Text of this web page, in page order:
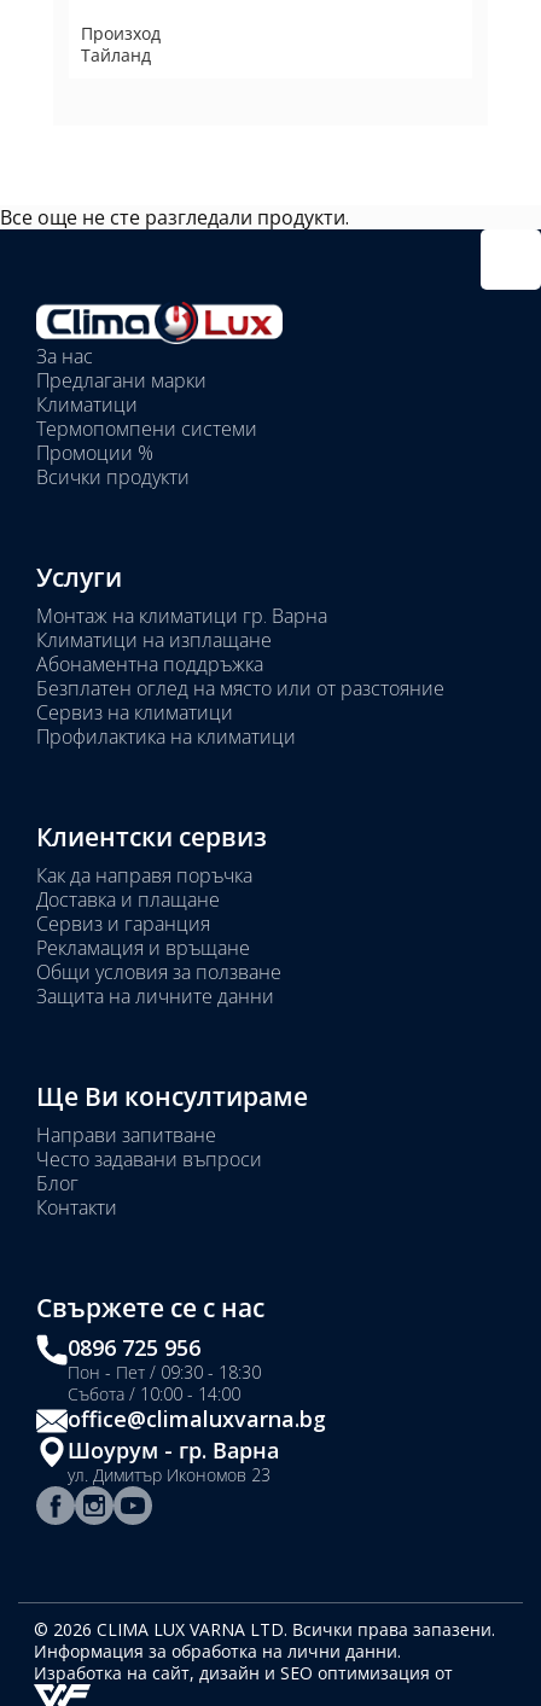
Произход
Тайланд
Все още не сте разгледали продукти.
Избрани
вътрешни
тела:
Избрано
тяло:
За нас
Предлагани марки
Климатици
Термопомпени системи
Промоции %
Всички продукти
Услуги
Монтаж на климатици гр. Варна
Климатици на изплащане
Абонаментна поддръжка
Безплатен оглед на място или от разстояние
Сервиз на климатици
Профилактика на климатици
Клиентски сервиз
Как да направя поръчка
Доставка и плащане
Сервиз и гаранция
Рекламация и връщане
Общи условия за ползване
Защита на личните данни
Ще Ви консултираме
Направи запитване
Често задавани въпроси
Блог
Контакти
Свържете се с нас
0896 725 956
Пон - Пет / 09:30 - 18:30
Събота / 10:00 - 14:00
office@climaluxvarna.bg
Шоурум - гр. Варна
ул. Димитър Икономов 23
© 2026 CLIMA LUX VARNA LTD. Всички права запазени.
Информация за обработка на лични данни.
Изработка на сайт, дизайн и SEO оптимизация от